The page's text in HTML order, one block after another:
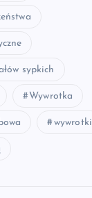
sypkich
Wywrotka
wywrotki